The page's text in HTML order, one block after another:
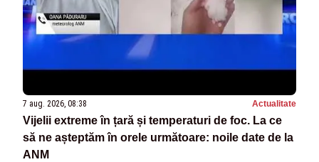
7 aug. 2026, 08:38 Actualitate
Vijelii extreme în țară și temperaturi de foc. La ce
să ne așteptăm în orele următoare: noile date de la
ANM